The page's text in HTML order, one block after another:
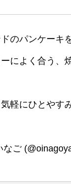
のパンケーキ
によく合う、
軽にひとやす
ご